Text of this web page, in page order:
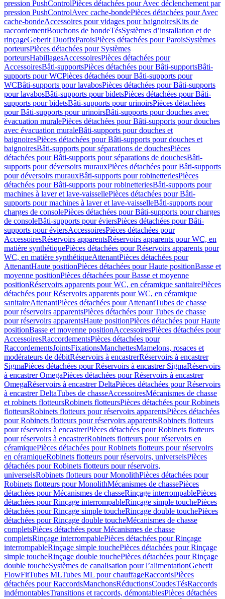
pression PushControlPièces détachées pour Avec déclenchement par
pression PushControlAvec cache-bondePièces détachées pour Avec
cache-bondeAccessoires pour vidages pour baignoiresKits de
raccordementBouchons de bondeTésSystèmes d’installation et de
rinçageGeberit DuofixParoisPièces détachées pour ParoisSystèmes
porteursPièces détachées pour Systèmes
porteursHabillagesAccessoiresPièces détachées pour
AccessoiresBâti-supportsPièces détachées pour Bâti-supportsBâti-
supports pour WCPièces détachées pour Bâti-supports pour
WCBâti-supports pour lavabosPièces détachées pour Bâti-supports
pour lavabosBâti-supports pour bidetsPièces détachées pour Bâti-
supports pour bidetsBâti-supports pour urinoirsPièces détachées
pour Bâti-supports pour urinoirsBâti-supports pour douches avec
évacuation muralePièces détachées pour Bâti-supports pour douches
avec évacuation muraleBâti-supports pour douches et
baignoiresPièces détachées pour Bâti-supports pour douches et
baignoiresBâti-supports pour séparations de douchesPièces
détachées pour Bâti-supports pour séparations de douchesBâti-
supports pour déversoirs murauxPièces détachées pour Bâti-supports
pour déversoirs murauxBâti-supports pour robinetteriesPièces
détachées pour Bâti-supports pour robinetteriesBâti-supports pour
machines à laver et lave-vaissellePièces détachées pour Bâti-
supports pour machines à laver et lave-vaisselleBâti-supports pour
charges de consolePièces détachées pour Bâti-supports pour charges
de consoleBâti-supports pour éviersPièces détachées pour Bâti-
supports pour éviersAccessoiresPièces détachées pour
AccessoiresRéservoirs apparentsRéservoirs apparents pour WC, en
matière synthétiquePièces détachées pour Réservoirs apparents pour
WC, en matière synthétiqueAttenantPièces détachées pour
AttenantHaute positionPièces détachées pour Haute positionBasse et
moyenne positionPièces détachées pour Basse et moyenne
positionRéservoirs apparents pour WC, en céramique sanitairePièces
détachées pour Réservoirs apparents pour WC, en céramique
sanitaireAttenantPièces détachées pour AttenantTubes de chasse
pour réservoirs apparentsPièces détachées pour Tubes de chasse
pour réservoirs apparentsHaute positionPièces détachées pour Haute
positionBasse et moyenne positionAccessoiresPièces détachées pour
AccessoiresRaccordementsPièces détachées pour
RaccordementsJointsFixationsManchettesMamelons, rosaces et
modérateurs de débitRéservoirs à encastrerRéservoirs à encastrer
SigmaPièces détachées pour Réservoirs à encastrer SigmaRéservoirs
à encastrer OmegaPièces détachées pour Réservoirs à encastrer
OmegaRéservoirs à encastrer DeltaPièces détachées pour Réservoirs
à encastrer DeltaTubes de chasseAccessoiresMécanismes de chasse
et robinets flotteursRobinets flotteursPièces détachées pour Robinets
flotteursRobinets flotteurs pour réservoirs apparentsPièces détachées
pour Robinets flotteurs pour réservoirs apparentsRobinets flotteurs
pour réservoirs à encastrerPièces détachées pour Robinets flotteurs
pour réservoirs à encastrerRobinets flotteurs pour réservoirs en
céramiquePièces détachées pour Robinets flotteurs pour réservoirs
en céramiqueRobinets flotteurs pour réservoirs, universelsPièces
détachées pour Robinets flotteurs pour réservoirs,
universelsRobinets flotteurs pour MonolithPièces détachées pour
Robinets flotteurs pour MonolithMécanismes de chassePièces
détachées pour Mécanismes de chasseRinçage interrompablePièces
détachées pour Rinçage interrompableRinçage simple touchePièces
détachées pour Rinçage simple toucheRinçage double touchePièces
détachées pour Rinçage double toucheMécanismes de chasse
completsPièces détachées pour Mécanismes de chasse
completsRinçage interrompablePièces détachées pour Rinçage
interrompableRinçage simple touchePièces détachées pour Rinçage
simple toucheRinçage double touchePièces détachées pour Rinçage
double toucheSystèmes de canalisation pour l’alimentationGeberit
FlowFitTubes MLTubes ML pour chauffageRaccordsPièces
détachées pour RaccordsManchonsRéductionsCoudesTésRaccords
indémontablesTransitions et raccords, démontablesPièces détachées